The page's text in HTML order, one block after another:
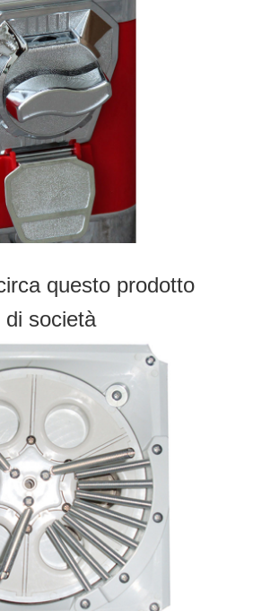
questo prodotto
di società